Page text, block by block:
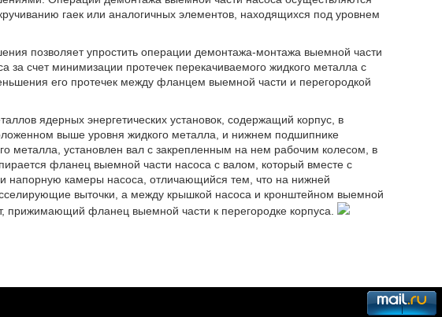
гаек или аналогичных элементов, находящихся под уровнем
позволяет упростить операции демонтажа-монтажа выемной части
за счет минимизации протечек перекачиваемого жидкого металла с
его протечек между фланцем выемной части и перегородкой
ядерных энергетических установок, содержащий корпус, в
выше уровня жидкого металла, и нижнем подшипнике
металла, установлен вал с закрепленным на нем рабочим колесом, в
фланец выемной части насоса с валом, который вместе с
напорную камеры насоса, отличающийся тем, что на нижней
выточки, а между крышкой насоса и кронштейном выемной
прижимающий фланец выемной части к перегородке корпуса.